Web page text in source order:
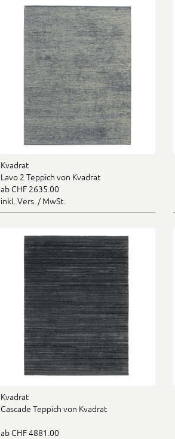
Kvadrat
Lavo 2 Teppich von Kvadrat
ab CHF 2635.00
inkl. Vers. / MwSt.
Kvadrat
Cascade Teppich von Kvadrat
ab CHF 4881.00